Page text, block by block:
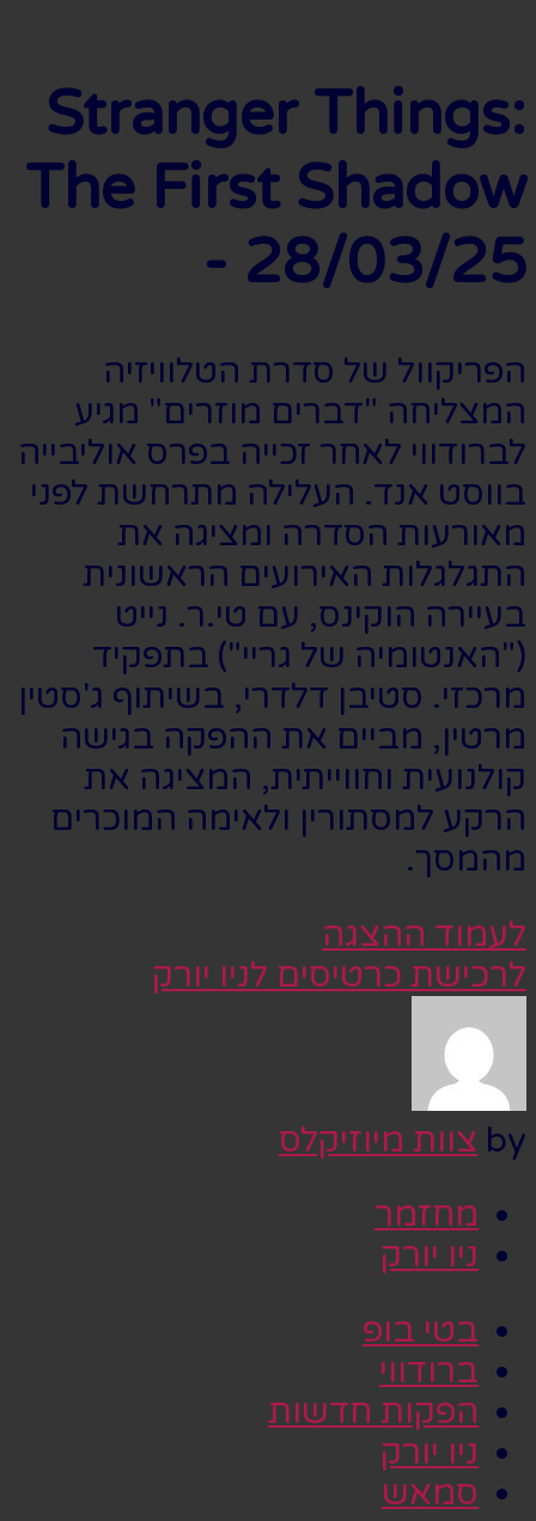
Stranger Things:
The First Shadow
- 28/03/25
הפריקוול של סדרת הטלוויזיה
המצליחה "דברים מוזרים" מגיע
לברודווי לאחר זכייה בפרס אוליבייה
בווסט אנד. העלילה מתרחשת לפני
מאורעות הסדרה ומציגה את
התגלגלות האירועים הראשונית
בעיירה הוקינס, עם טי.ר. נייט
("האנטומיה של גריי") בתפקיד
מרכזי. סטיבן דלדרי, בשיתוף ג'סטין
מרטין, מביים את ההפקה בגישה
קולנועית וחווייתית, המציגה את
הרקע למסתורין ולאימה המוכרים
מהמסך.
לעמוד ההצגה
לרכישת כרטיסים לניו יורק
by צוות מיוזיקלס
מחזמר
ניו יורק
בטי בופ
ברודווי
הפקות חדשות
ניו יורק
סמאש